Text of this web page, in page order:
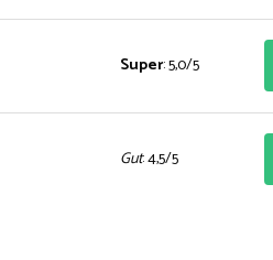
Super: 5,0/5
Gut: 4,5/5